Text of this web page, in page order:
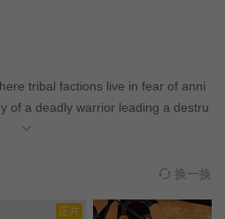
tribal factions live in fear of anni
of a deadly warrior leading a destru
is betrayed by his own and left for d
to wage a final battle. 换一换
正片